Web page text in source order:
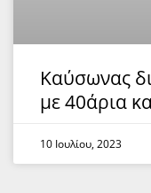
Καύσωνας
με 40άρια
10 Ιουλίου, 2023